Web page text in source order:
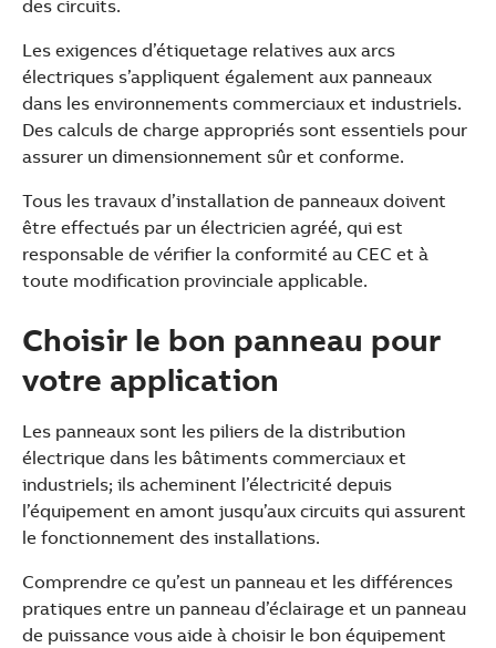
des circuits.
Les exigences d’étiquetage relatives aux arcs
électriques s’appliquent également aux panneaux
dans les environnements commerciaux et industriels.
Des calculs de charge appropriés sont essentiels pour
assurer un dimensionnement sûr et conforme.
Tous les travaux d’installation de panneaux doivent
être effectués par un électricien agréé, qui est
responsable de vérifier la conformité au CEC et à
toute modification provinciale applicable.
Choisir le bon panneau pour
votre application
Les panneaux sont les piliers de la distribution
électrique dans les bâtiments commerciaux et
industriels; ils acheminent l’électricité depuis
l’équipement en amont jusqu’aux circuits qui assurent
le fonctionnement des installations.
Comprendre ce qu’est un panneau et les différences
pratiques entre un panneau d’éclairage et un panneau
de puissance vous aide à choisir le bon équipement